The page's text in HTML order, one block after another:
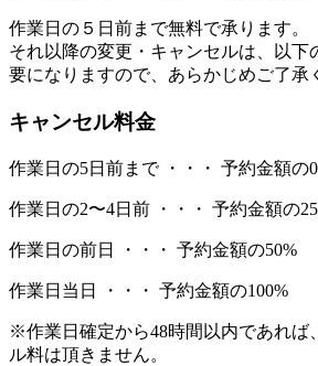
作業日の５日前まで無料で承ります。
それ以降の変更・キャンセルは、以下
要になりますので、あらかじめご了承
キャンセル料金
作業日の5日前まで ・・・ 予約金額の
作業日の2〜4日前 ・・・ 予約金額の
作業日の前日 ・・・ 予約金額の50%
作業日当日 ・・・ 予約金額の100%
※作業日確定から48時間以内であれば
ル料は頂きません。